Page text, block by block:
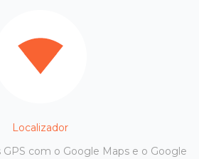
Localizador
com o Google Maps e o Google